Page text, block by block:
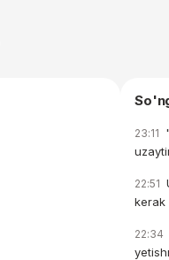
23:11
22:51
kerak
22:34